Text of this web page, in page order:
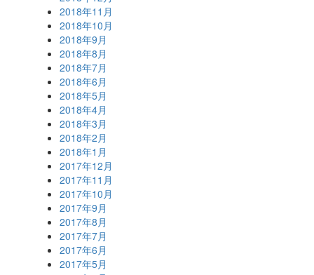
2018年11月
2018年10月
2018年9月
2018年8月
2018年7月
2018年6月
2018年5月
2018年4月
2018年3月
2018年2月
2018年1月
2017年12月
2017年11月
2017年10月
2017年9月
2017年8月
2017年7月
2017年6月
2017年5月